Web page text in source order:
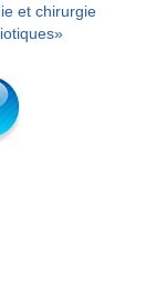
et chirurgie